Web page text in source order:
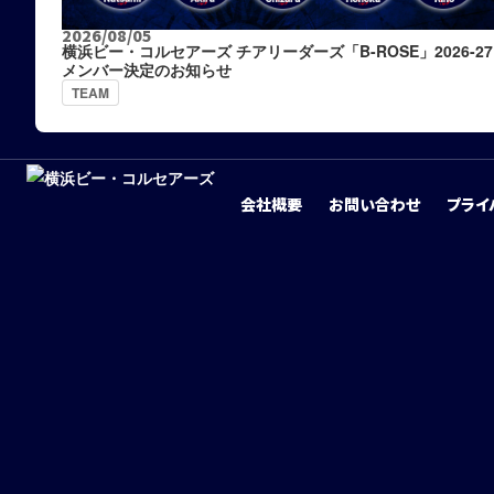
2026/08/05
横浜ビー・コルセアーズ チアリーダーズ「B-ROSE」2026-27
メンバー決定のお知らせ
TEAM
会社概要 お問い合わせ プラ